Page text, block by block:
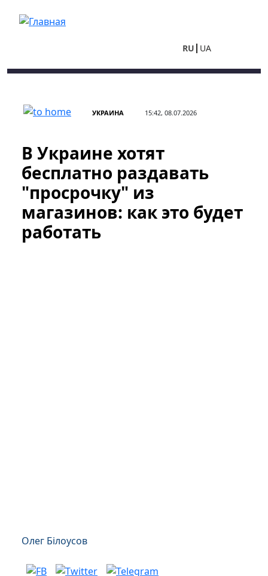
RU UA
УКРАИНА 15:42, 08.07.2026
В Украине хотят
бесплатно раздавать
"просрочку" из
магазинов: как это будет
работать
Олег Білоусов